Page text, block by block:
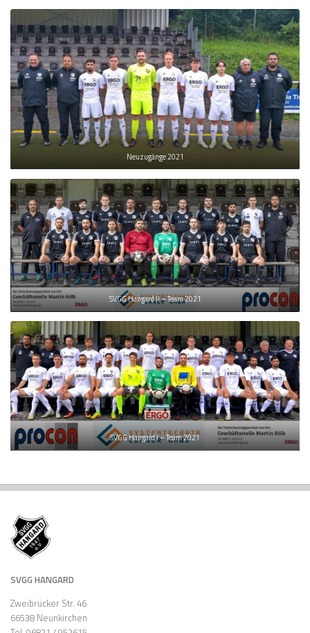
Neuzugänge 2021
SVGG Hangard II – Team 2021
SVGG Hangard I – Team 2021
SVGG HANGARD
Zweibrücker Str. 46
66538 Neunkirchen